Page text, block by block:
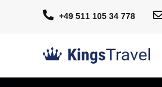
+49 511 105 34 778